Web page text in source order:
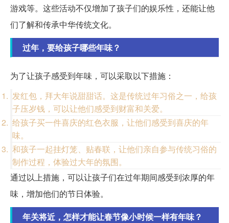
游戏等。这些活动不仅增加了孩子们的娱乐性，还能让他
们了解和传承中华传统文化。
过年，要给孩子哪些年味？
为了让孩子感受到年味，可以采取以下措施：
发红包，拜大年说甜甜话。这是传统过年习俗之一，给孩
子压岁钱，可以让他们感受到财富和关爱。
给孩子买一件喜庆的红色衣服，让他们感受到喜庆的年
味。
和孩子一起挂灯笼、贴春联，让他们亲自参与传统习俗的
制作过程，体验过大年的氛围。
通过以上措施，可以让孩子们在过年期间感受到浓厚的年
味，增加他们的节日体验。
年关将近，怎样才能让春节像小时候一样有年味？